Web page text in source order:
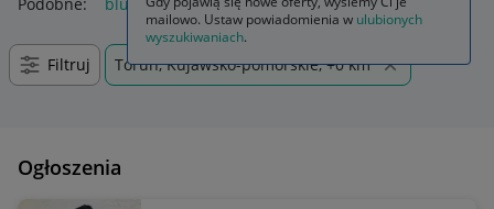
Filtruj Toruń, Kujawsko-pomorskie, +0 km
Ogłoszenia
mailowo. Ustaw powiadomienia w ulubionych
wyszukiwaniach.